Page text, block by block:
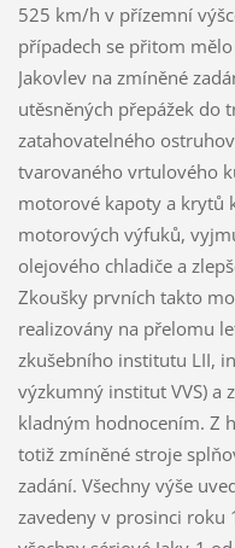
525 km/h v přízemní
případech se přitom
Jakovlev na zmíněné
utěsněných přepážek do
zatahovatelného
tvarovaného vrtulového
motorové kapoty a krytů
motorových výfuků,
olejového chladiče a
Zkoušky prvních takto
realizovány na přelomu
zkušebního institutu LII,
výzkumný institut VVS) a
kladným hodnocením. Z
totiž zmíněné stroje
zadání. Všechny výše
zavedeny v prosinci roku